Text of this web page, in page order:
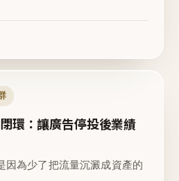
環：讓廣告停投後業績
因為少了把流量沉澱成資產的